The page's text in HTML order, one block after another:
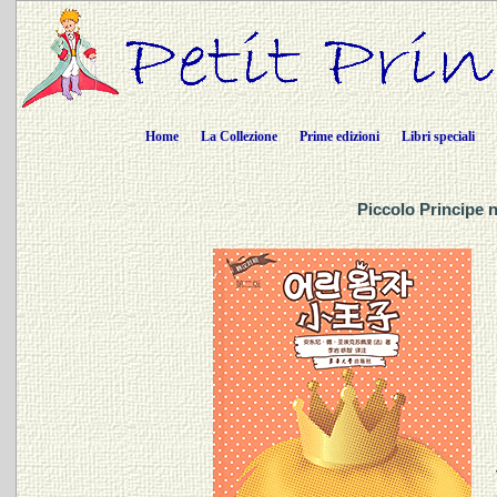
Home La Collezione Prime edizioni Libri speciali
Piccolo Principe